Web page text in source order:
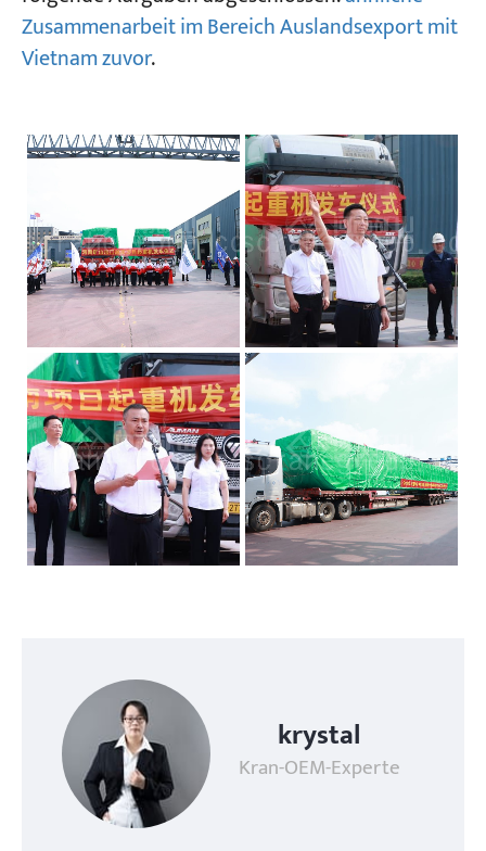
Zusammenarbeit im Bereich Auslandsexport mit
Vietnam zuvor.
krystal
Kran-OEM-Experte